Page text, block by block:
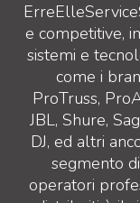
e competitive,
sistemi e
come i
ProTruss,
JBL, Shure,
DJ, ed altri
segmento
operatori